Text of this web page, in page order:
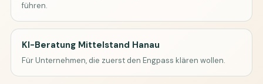
führen.
KI-Beratung Mittelstand Hanau
Für Unternehmen, die zuerst den Engpass klären wollen.